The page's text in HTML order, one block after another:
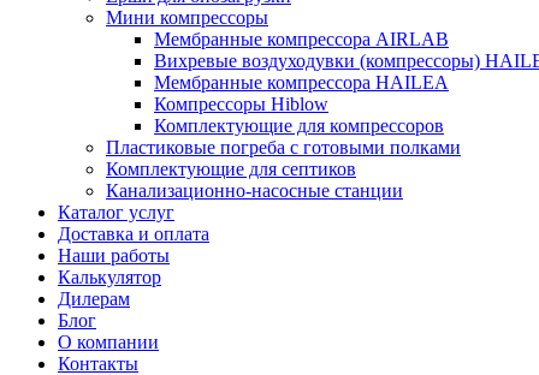
Мини компрессоры
Мембранные компрессора AIRLAB
Вихревые воздуходувки (компрессоры)
Мембранные компрессора HAILEA
Компрессоры Hiblow
Комплектующие для компрессоров
Пластиковые погреба с готовыми полками
Комплектующие для септиков
Канализационно-насосные станции
Каталог услуг
Доставка и оплата
Наши работы
Калькулятор
Дилерам
Блог
О компании
Контакты